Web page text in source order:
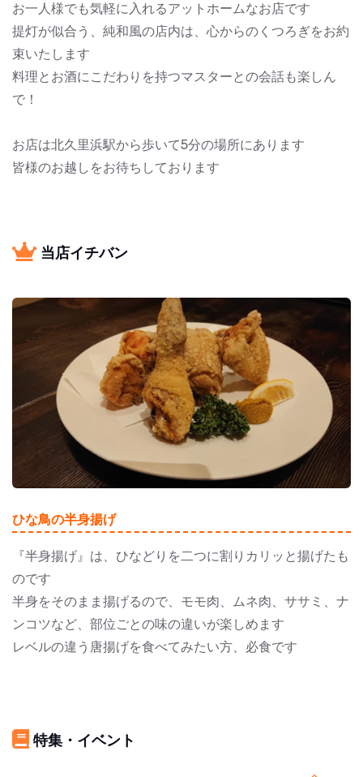
お一人様でも気軽に入れるアットホームなお店です
提灯が似合う、純和風の店内は、心からのくつろぎをお約
束いたします
料理とお酒にこだわりを持つマスターとの会話も楽しん
で！
お店は北久里浜駅から歩いて5分の場所にあります
皆様のお越しをお待ちしております
当店イチバン
ひな鳥の半身揚げ
『半身揚げ』は、ひなどりを二つに割りカリッと揚げたも
のです
半身をそのまま揚げるので、モモ肉、ムネ肉、ササミ、ナ
ンコツなど、部位ごとの味の違いが楽しめます
レベルの違う唐揚げを食べてみたい方、必食です
特集・イベント